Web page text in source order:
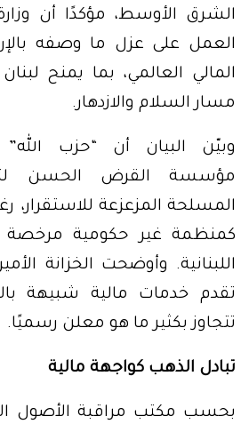
الشرق الأوسط، مؤكدًا أن
العمل على عزل ما وصفه
المالي العالمي، بما يمنح
مسار السلام والازدهار.
وبيّن البيان أن “حزب
مؤسسة القرض الحسن
المسلحة المزعزعة للاستقرار،
كمنظمة غير حكومية مرخصة
اللبنانية. وأوضحت الخزانة
تقدم خدمات مالية شبيهة
تتجاوز بكثير ما هو معلن رسميًا.
تبادل الذهب كواجهة مالية
بحسب مكتب مراقبة الأصول